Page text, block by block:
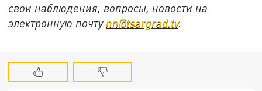
свои наблюдения, вопросы, новости на
электронную почту nn@tsargrad.tv.